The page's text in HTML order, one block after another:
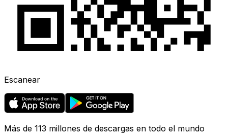
Escanear
Más de 113 millones de descargas en todo el mundo